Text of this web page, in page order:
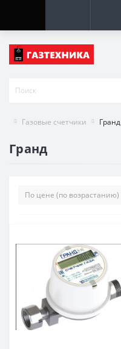
Газовые счетчики Гранд
Гранд